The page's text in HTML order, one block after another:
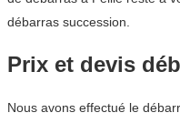
débarras succession.
Prix et devis
Nous avons effectué le